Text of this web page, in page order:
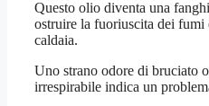
Questo olio diventa una
ostruire la fuoriuscita dei fumi
caldaia.
Uno strano odore di bruciato
irrespirabile indica un